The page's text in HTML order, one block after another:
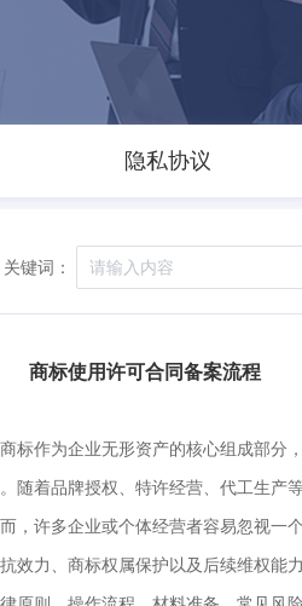
隐私协议
关键词：
商标使用许可合同备案流程
标作为企业无形资产的核心组成部分
随着品牌授权、特许经营、代工生产
，许多企业或个体经营者容易忽视一
效力、商标权属保护以及后续维权能